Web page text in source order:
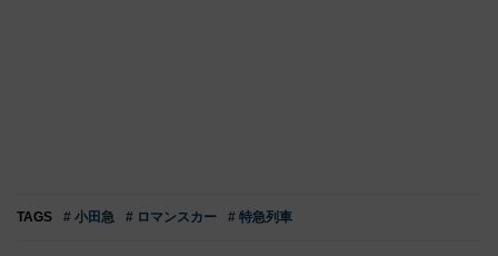
TAGS # 小田急 # ロマンスカー # 特急列車